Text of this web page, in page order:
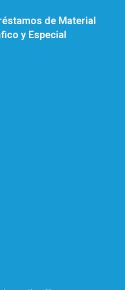
de Material
y Especial